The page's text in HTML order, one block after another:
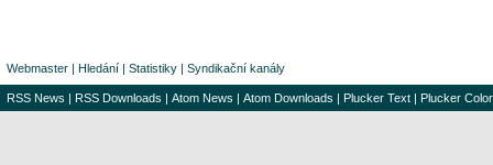
Webmaster | Hledání | Statistiky | Syndikační kanály
RSS News | RSS Downloads | Atom News | Atom Downloads | Plucker Text | Plucker Color